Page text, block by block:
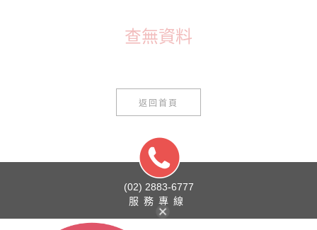
查無資料
返回首頁
(02) 2883-6777
服務專線